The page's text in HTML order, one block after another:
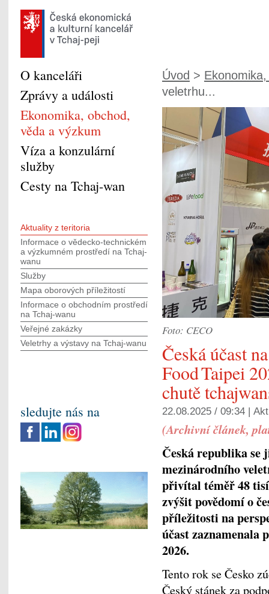
Úvod >
veletrhu...
Foto: CECO
Česká účast
Food Taipei
chutě
22.08.2025 / 09:34 |
(Archivní článek,
Česká republika
mezinárodního
přivítal téměř 48
zvýšit povědomí o
příležitosti na
účast zaznamenala
2026.
Tento rok se Česko
Český stánek za
O kanceláři
Zprávy a události
Ekonomika, obchod,
věda a výzkum
Víza a konzulární
služby
Cesty na Tchaj-wan
Aktuality z teritoria
Informace o vědecko-technickém
a výzkumném prostředí na Tchaj-
wanu
Služby
Mapa oborových příležitostí
Informace o obchodním prostředí
na Tchaj-wanu
Veřejné zakázky
Veletrhy a výstavy na Tchaj-wanu
sledujte nás na